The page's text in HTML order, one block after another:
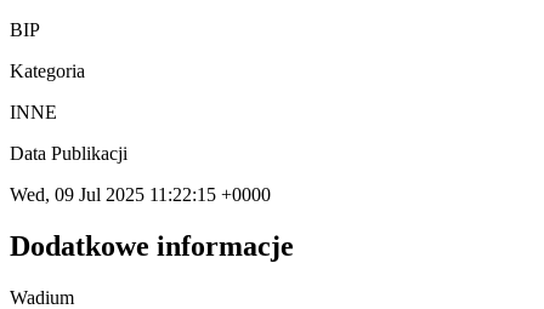
BIP
Kategoria
INNE
Data Publikacji
Wed, 09 Jul 2025 11:22:15 +0000
Dodatkowe informacje
Wadium